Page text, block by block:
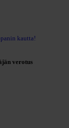
kautta!
verotus